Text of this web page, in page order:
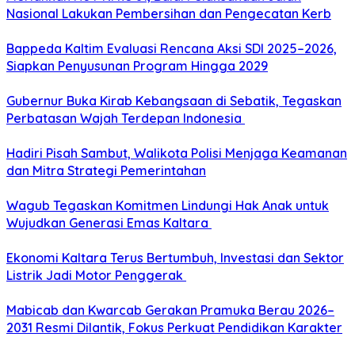
Nasional Lakukan Pembersihan dan Pengecatan Kerb
Bappeda Kaltim Evaluasi Rencana Aksi SDI 2025–2026,
Siapkan Penyusunan Program Hingga 2029
Gubernur Buka Kirab Kebangsaan di Sebatik, Tegaskan
Perbatasan Wajah Terdepan Indonesia
Hadiri Pisah Sambut, Walikota Polisi Menjaga Keamanan
dan Mitra Strategi Pemerintahan
Wagub Tegaskan Komitmen Lindungi Hak Anak untuk
Wujudkan Generasi Emas Kaltara
Ekonomi Kaltara Terus Bertumbuh, Investasi dan Sektor
Listrik Jadi Motor Penggerak
Mabicab dan Kwarcab Gerakan Pramuka Berau 2026–
2031 Resmi Dilantik, Fokus Perkuat Pendidikan Karakter